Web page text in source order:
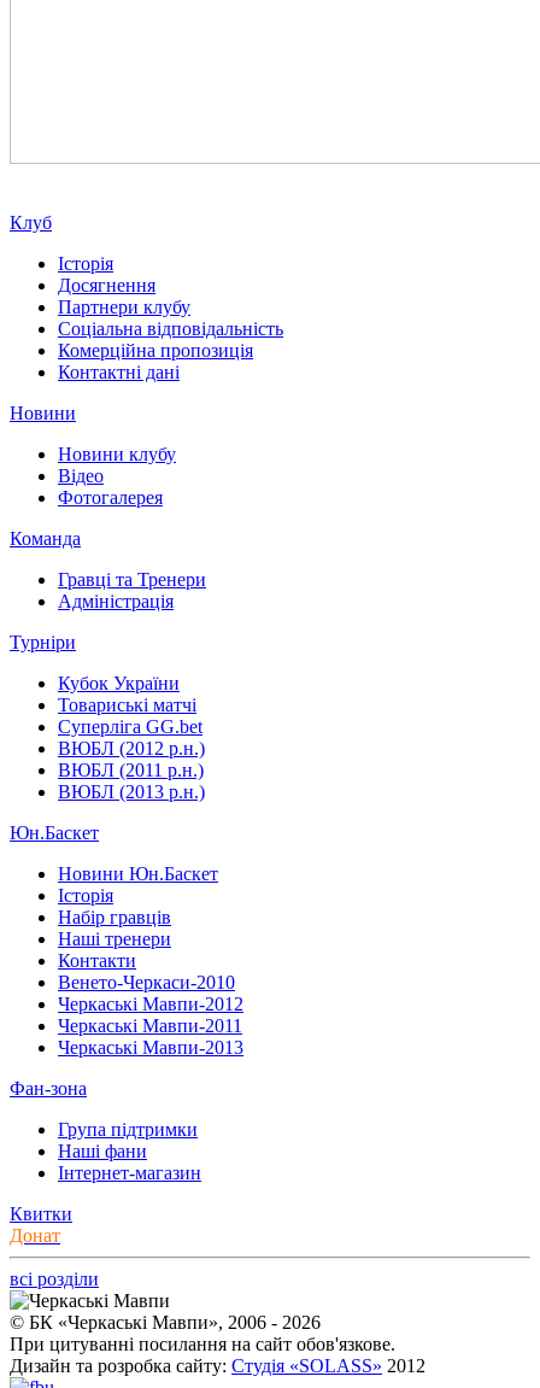
Клуб
Історія
Досягнення
Партнери клубу
Соціальна відповідальність
Комерційна пропозиція
Контактні дані
Новини
Новини клубу
Відео
Фотогалерея
Команда
Гравці та Тренери
Адміністрація
Турніри
Кубок України
Товариські матчі
Суперліга GG.bet
ВЮБЛ (2012 р.н.)
ВЮБЛ (2011 р.н.)
ВЮБЛ (2013 р.н.)
Юн.Баскет
Новини Юн.Баскет
Історія
Набір гравців
Наші тренери
Контакти
Венето-Черкаси-2010
Черкаські Мавпи-2012
Черкаські Мавпи-2011
Черкаські Мавпи-2013
Фан-зона
Група підтримки
Наші фани
Інтернет-магазин
Квитки
Донат
всі розділи
© БК «Черкаські Мавпи», 2006 - 2026
При цитуванні посилання на сайт обов'язкове.
Дизайн та розробка сайту: Студія «SOLASS» 2012